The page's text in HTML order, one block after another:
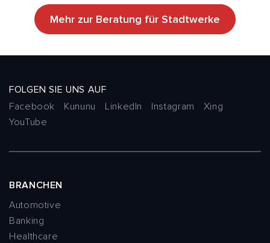
Mehr zur Beratung für Stadtwerke
FOLGEN SIE UNS AUF
Facebook
Kununu LinkedIn Instagram
Xing
YouTube
BRANCHEN
Automotive
Banking
Healthcare